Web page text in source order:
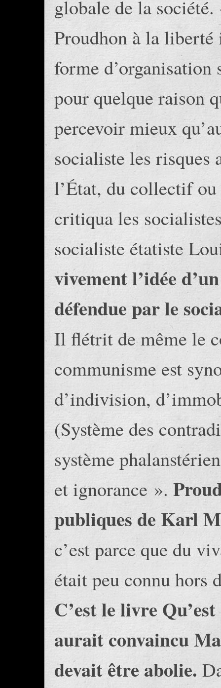
globale de la société.
Proudhon à la
forme
pour quelque raison
percevoir mieux
socialiste les risques
l’État, du collectif
critiqua les
socialiste étatiste
vivement l’idée
défendue par le
Il flétrit de même le
communisme est
d’indivision,
(Système des
système
et ignorance ».
publiques de Karl
c’est parce que du
était peu connu hors
C’est le livre
aurait convaincu
devait être abolie.